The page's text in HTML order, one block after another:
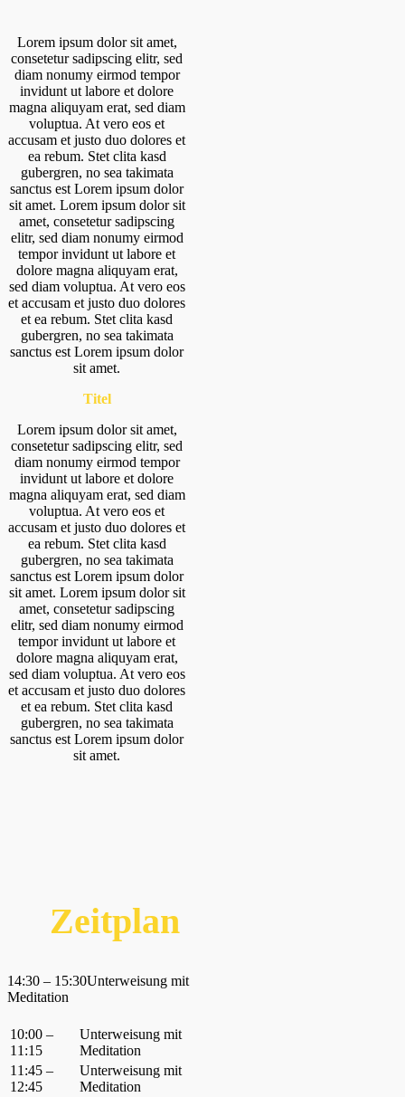
Lorem ipsum dolor sit amet,
consetetur sadipscing elitr, sed
diam nonumy eirmod tempor
invidunt ut labore et dolore
magna aliquyam erat, sed diam
voluptua. At vero eos et
accusam et justo duo dolores et
ea rebum. Stet clita kasd
gubergren, no sea takimata
sanctus est Lorem ipsum dolor
sit amet. Lorem ipsum dolor sit
amet, consetetur sadipscing
elitr, sed diam nonumy eirmod
tempor invidunt ut labore et
dolore magna aliquyam erat,
sed diam voluptua. At vero eos
et accusam et justo duo dolores
et ea rebum. Stet clita kasd
gubergren, no sea takimata
sanctus est Lorem ipsum dolor
sit amet.
Titel
Lorem ipsum dolor sit amet,
consetetur sadipscing elitr, sed
diam nonumy eirmod tempor
invidunt ut labore et dolore
magna aliquyam erat, sed diam
voluptua. At vero eos et
accusam et justo duo dolores et
ea rebum. Stet clita kasd
gubergren, no sea takimata
sanctus est Lorem ipsum dolor
sit amet. Lorem ipsum dolor sit
amet, consetetur sadipscing
elitr, sed diam nonumy eirmod
tempor invidunt ut labore et
dolore magna aliquyam erat,
sed diam voluptua. At vero eos
et accusam et justo duo dolores
et ea rebum. Stet clita kasd
gubergren, no sea takimata
sanctus est Lorem ipsum dolor
sit amet.
Zeitplan
14:30 – 15:30Unterweisung mit
Meditation
10:00 –
11:15
Unterweisung mit
Meditation
11:45 –
12:45
Unterweisung mit
Meditation